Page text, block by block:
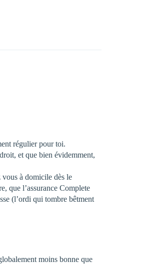
régulier pour toi.
et que bien évidemment,
vous à domicile dès le
que l’assurance Complete
(l’ordi qui tombre bêtment
moins bonne que